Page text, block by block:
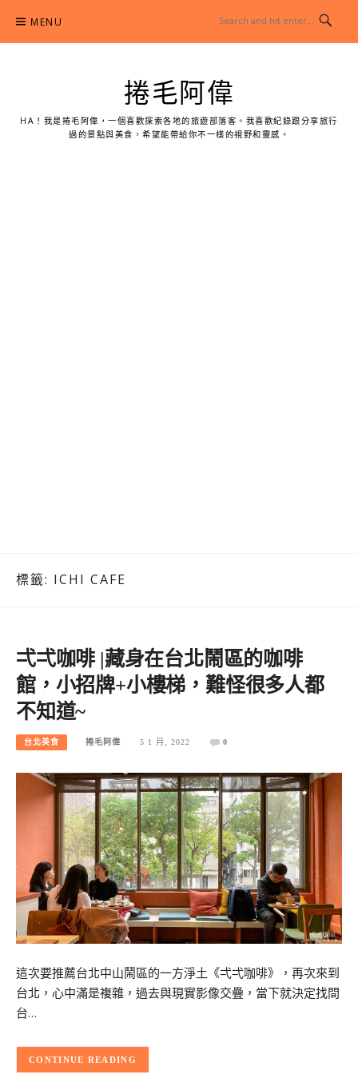
content
MENU
捲毛阿偉
HA！我是捲毛阿偉，一個喜歡探索各地的旅遊部落客。我喜歡紀錄跟分享旅行
過的景點與美食，希望能帶給你不一樣的視野和靈感。
標籤: ICHI CAFE
弌弌咖啡 |藏身在台北鬧區的咖啡
館，小招牌+小樓梯，難怪很多人都
不知道~
台北美食 捲毛阿偉 5 1 月, 2022 0
這次要推薦台北中山鬧區的一方淨土《弌弌咖啡》，再次來到
台北，心中滿是複雜，過去與現實影像交疊，當下就決定找間
台…
CONTINUE READING